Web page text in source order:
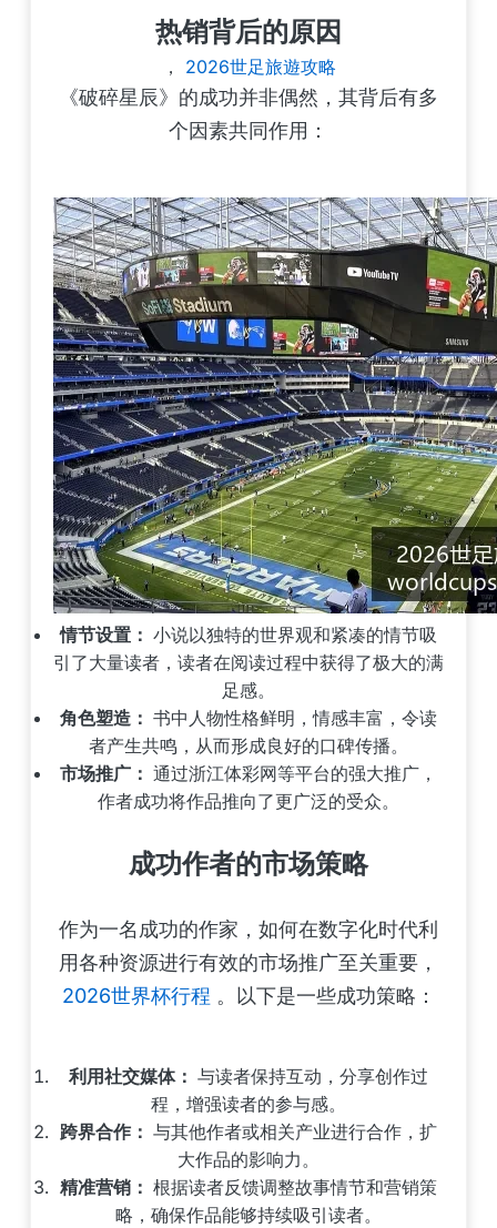
热销背后的原因
， 2026世足旅遊攻略
《破碎星辰》的成功并非偶然，其背后有多
个因素共同作用：
情节设置： 小说以独特的世界观和紧凑的情节吸
引了大量读者，读者在阅读过程中获得了极大的满
足感。
角色塑造： 书中人物性格鲜明，情感丰富，令读
者产生共鸣，从而形成良好的口碑传播。
市场推广： 通过浙江体彩网等平台的强大推广，
作者成功将作品推向了更广泛的受众。
成功作者的市场策略
作为一名成功的作家，如何在数字化时代利
用各种资源进行有效的市场推广至关重要，
2026世界杯行程 。以下是一些成功策略：
利用社交媒体： 与读者保持互动，分享创作过
程，增强读者的参与感。
跨界合作： 与其他作者或相关产业进行合作，扩
大作品的影响力。
精准营销： 根据读者反馈调整故事情节和营销策
略，确保作品能够持续吸引读者。